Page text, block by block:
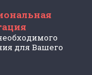
для Вашего